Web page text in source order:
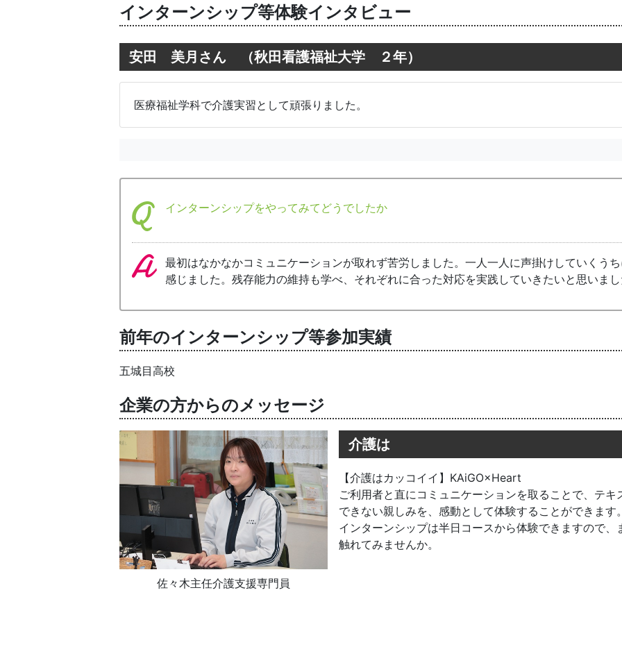
インターンシップ等体験インタビュー
安田 美月さん （秋田看護福祉大学 ２年）
医療福祉学科で介護実習として頑張りました。
インターンシップをやってみてどうでしたか
最初はなかなかコミュニケーションが取れず苦労しました。一人一人に声掛けしていくう
感じました。残存能力の維持も学べ、それぞれに合った対応を実践していきたいと思いま
前年のインターンシップ等参加実績
五城目高校
企業の方からのメッセージ
佐々木主任介護支援専門員
介護は
【介護はカッコイイ】KAiGO×Heart
ご利用者と直にコミュニケーションを取ることで、テ
できない親しみを、感動として体験することができます
インターンシップは半日コースから体験できますので
触れてみませんか。